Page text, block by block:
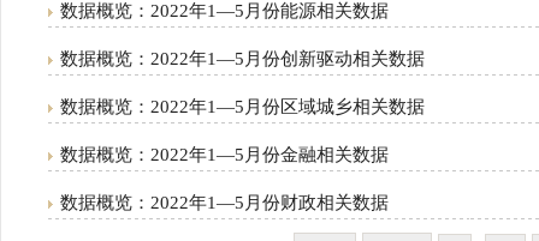
数据概览：2022年1—5月份能源相关数据
数据概览：2022年1—5月份创新驱动相关数据
数据概览：2022年1—5月份区域城乡相关数据
数据概览：2022年1—5月份金融相关数据
数据概览：2022年1—5月份财政相关数据